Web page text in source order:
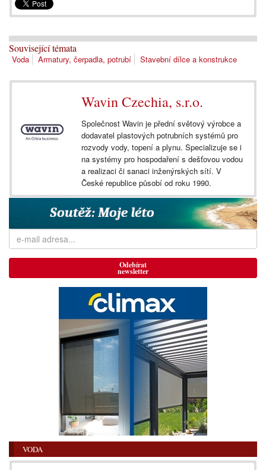
Související témata
Voda Armatury, čerpadla, potrubí Stavební dílce a konstrukce
Wavin Czechia, s.r.o.
Společnost Wavin je přední světový výrobce a
dodavatel plastových potrubních systémů pro
rozvody vody, topení a plynu. Specializuje se i
na systémy pro hospodaření s dešťovou vodou
a realizaci či sanaci inženýrských sítí. V
České republice působí od roku 1990.
Odebírat
newsletter
VODA